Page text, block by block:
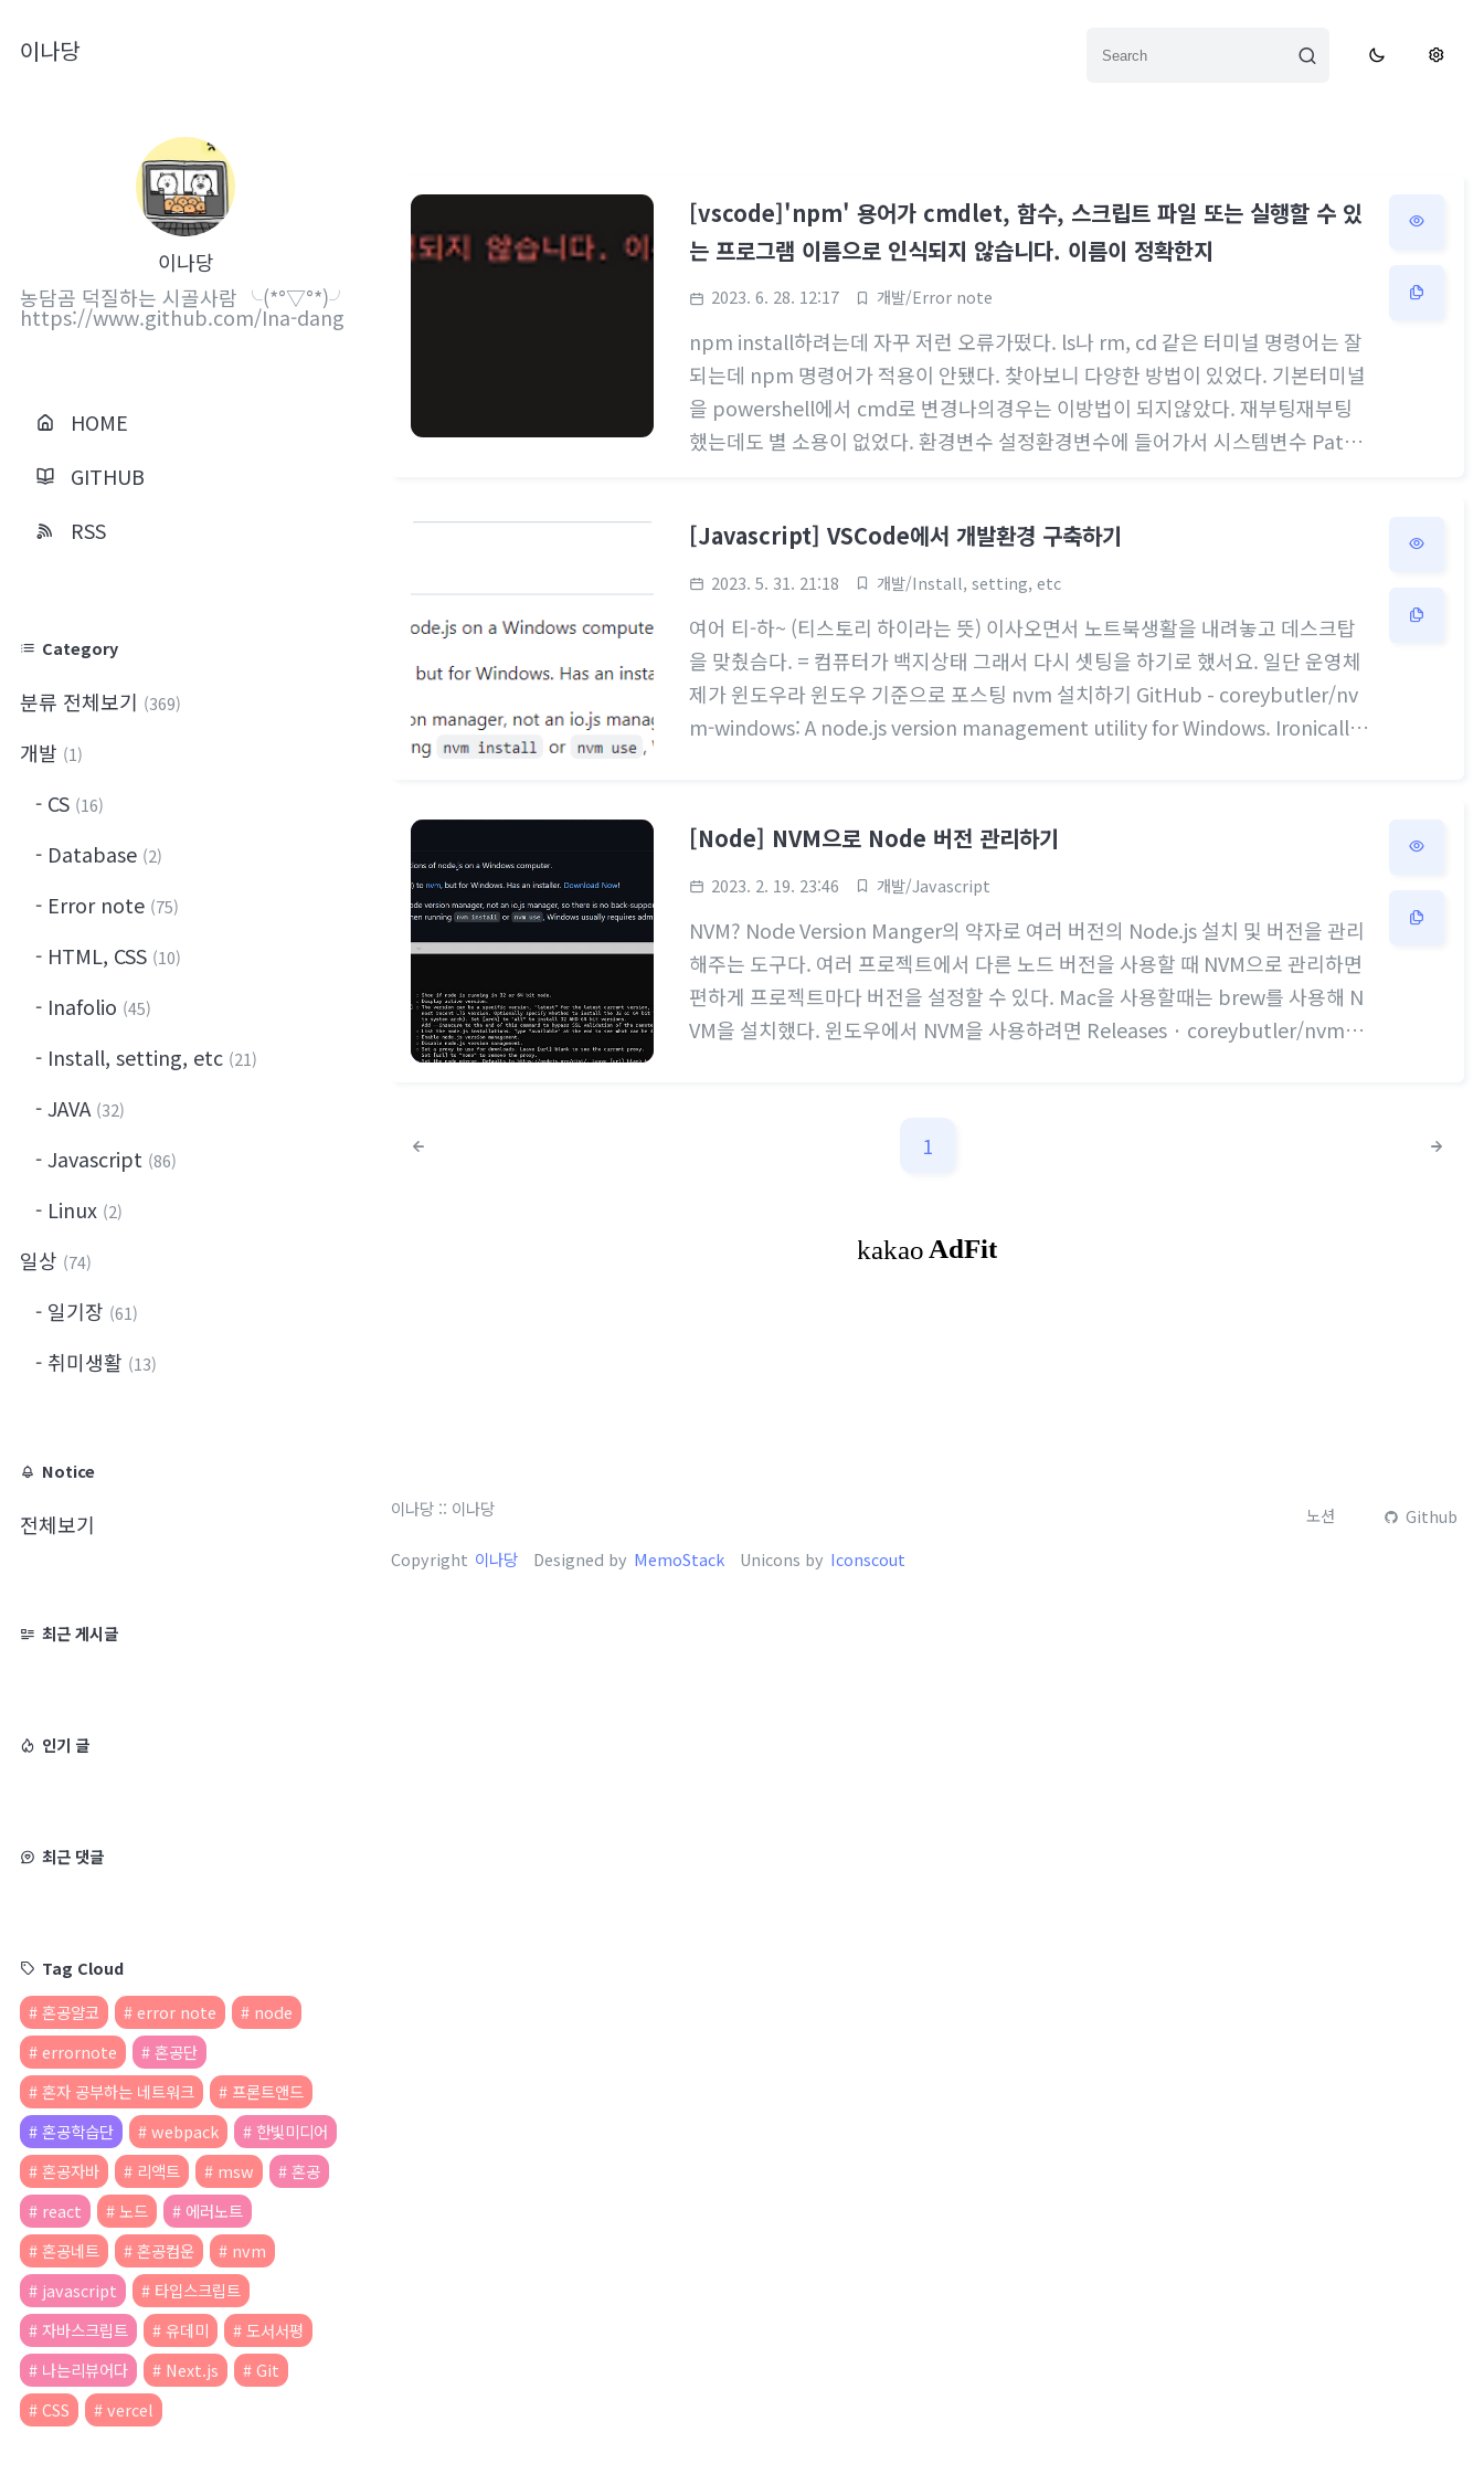
이나당
이나당
농담곰 덕질하는 시골사람 ╰(*°▽°*)╯
https://www.github.com/Ina-dang
HOME
GITHUB
RSS
Category
분류 전체보기 (369)
개발 (1)
CS (16)
Database (2)
Error note (75)
HTML, CSS (10)
Inafolio (45)
Install, setting, etc (21)
JAVA (32)
Javascript (86)
Linux (2)
일상 (74)
일기장 (61)
취미생활 (13)
Notice
전체보기
최근 게시글
인기 글
최근 댓글
Tag Cloud
혼공얄코
error note
node
errornote
혼공단
혼자 공부하는 네트워크
프론트앤드
혼공학습단
webpack
한빛미디어
혼공자바
리액트 msw
혼공
react
노드
에러노트
혼공네트
혼공컴운
nvm
javascript
타입스크립트
자바스크립트
유데미
도서서평
나는리뷰어다
Next.js
Git
CSS
vercel
[vscode]'npm' 용어가 cmdlet, 함수, 스크립트 파일 또는 실행할 수 있
는 프로그램 이름으로 인식되지 않습니다. 이름이 정확한지
2023. 6. 28. 12:17 개발/Error note
npm install하려는데 자꾸 저런 오류가떴다. ls나 rm, cd 같은 터미널 명령어는 잘
되는데 npm 명령어가 적용이 안됐다. 찾아보니 다양한 방법이 있었다. 기본터미널
을 powershell에서 cmd로 변경나의경우는 이방법이 되지않았다. 재부팅재부팅
했는데도 별 소용이 없었다. 환경변수 설정환경변수에 들어가서 시스템변수 Path
었따. 실행정책 오류인 사람들은 PermissionDenied SecurityException이 뜨는
것 같다. nvm -v도 잘나오고 node -v도 둘다 18.16.0 나오는데 npm, npx만 쓰면
[Javascript] VSCode에서 개발환경 구축하기
2023. 5. 31. 21:18 개발/Install, setting, etc
여어 티-하~ (티스토리 하이라는 뜻) 이사오면서 노트북생활을 내려놓고 데스크탑
을 맞췄슴다. = 컴퓨터가 백지상태 그래서 다시 셋팅을 하기로 했서요. 일단 운영체
제가 윈도우라 윈도우 기준으로 포스팅 nvm 설치하기 GitHub - coreybutler/nv
m-windows: A node.js version management utility for Windows. Ironically
nagement utility for Windows. Ironic..
[Node] NVM으로 Node 버전 관리하기
2023. 2. 19. 23:46 개발/Javascript
NVM? Node Version Manger의 약자로 여러 버전의 Node.js 설치 및 버전을 관리
해주는 도구다. 여러 프로젝트에서 다른 노드 버전을 사용할 때 NVM으로 관리하면
편하게 프로젝트마다 버전을 설정할 수 있다. Mac을 사용할때는 brew를 사용해 N
VM을 설치했다. 윈도우에서 NVM을 사용하려면 Releases · coreybutler/nvm-w
1
이나당 :: 이나당
Copyright 이나당 Designed by MemoStack Unicons by Iconscout
노션 Github